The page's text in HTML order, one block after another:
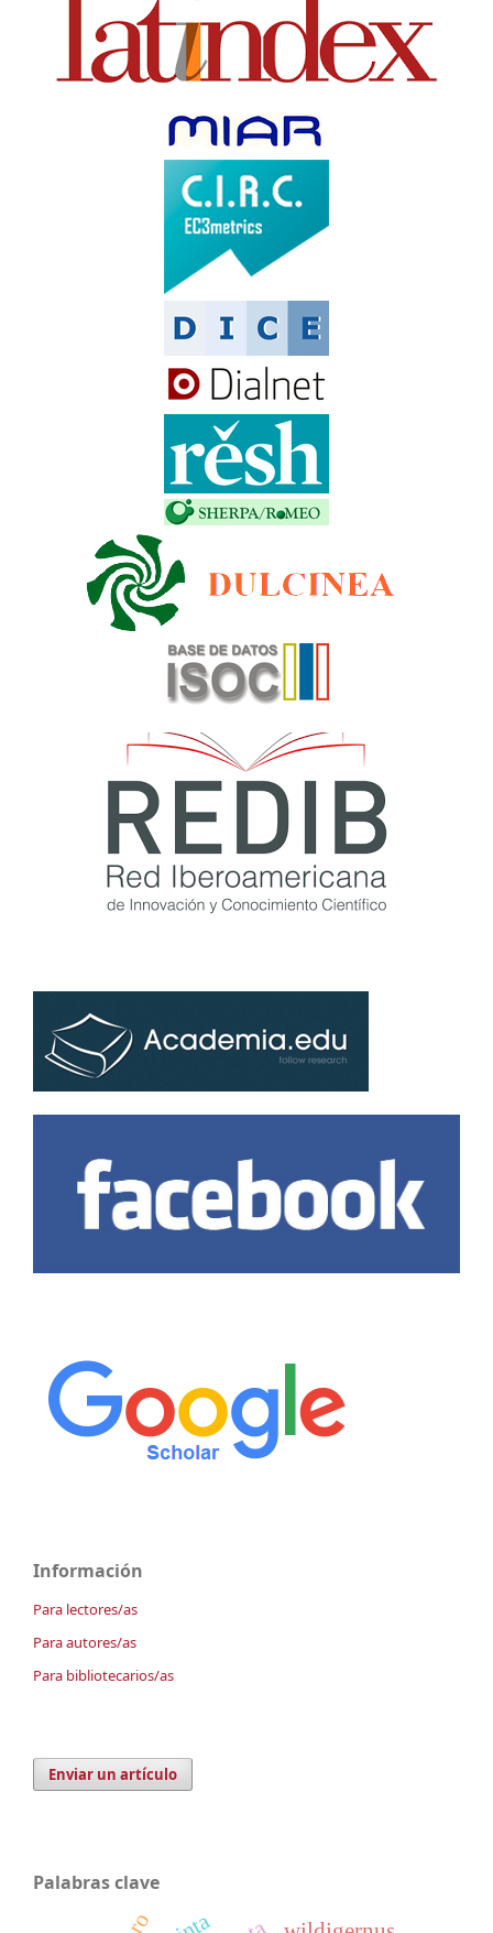
Información
Para lectores/as
Para autores/as
Para bibliotecarios/as
Enviar un artículo
Palabras clave